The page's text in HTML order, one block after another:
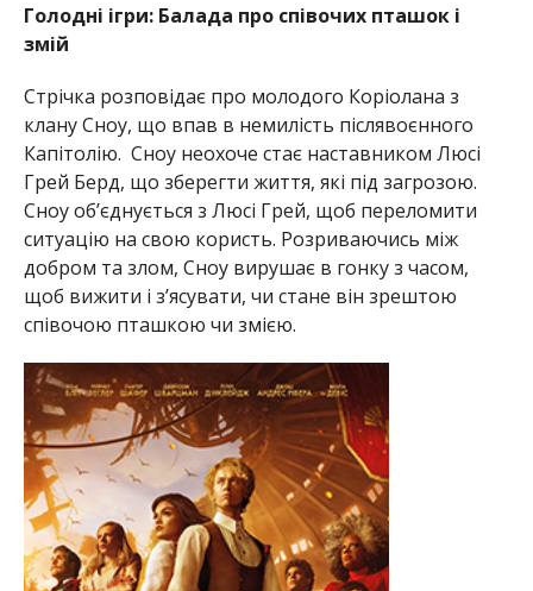
Голодні ігри: Балада про співочих пташок і
змій
Стрічка розповідає про молодого Коріолана з
клану Сноу, що впав в немилість післявоєнного
Капітолію. Сноу неохоче стає наставником Люсі
Грей Берд, що зберегти життя, які під загрозою.
Сноу об’єднується з Люсі Грей, щоб переломити
ситуацію на свою користь. Розриваючись між
добром та злом, Сноу вирушає в гонку з часом,
щоб вижити і з’ясувати, чи стане він зрештою
співочою пташкою чи змією.